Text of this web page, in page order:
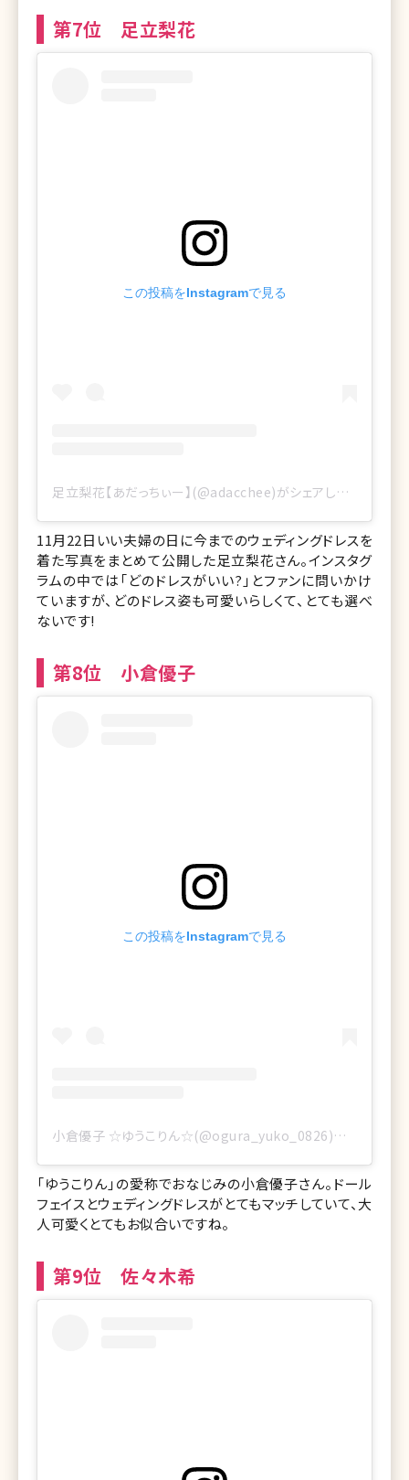
第7位 足立梨花
この投稿をInstagramで見る
足立梨花【あだっちぃー】(@adacchee)がシェアした投稿
11月22日いい夫婦の日に今までのウェディングドレスを
着た写真をまとめて公開した足立梨花さん。インスタグ
ラムの中では「どのドレスがいい?」とファンに問いかけ
ていますが、どのドレス姿も可愛いらしくて、とても選べ
ないです!
第8位 小倉優子
この投稿をInstagramで見る
小倉優子 ☆ゆうこりん☆(@ogura_yuko_0826)がシェアした投稿
「ゆうこりん」の愛称でおなじみの小倉優子さん。ドール
フェイスとウェディングドレスがとてもマッチしていて、大
人可愛くとてもお似合いですね。
第9位 佐々木希